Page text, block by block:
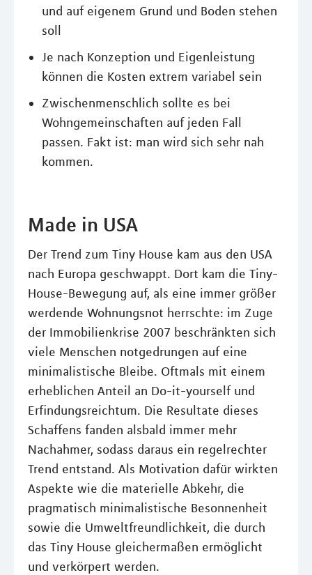
und auf eigenem Grund und Boden stehen
soll
Je nach Konzeption und Eigenleistung
können die Kosten extrem variabel sein
Zwischenmenschlich sollte es bei
Wohngemeinschaften auf jeden Fall
passen. Fakt ist: man wird sich sehr nah
kommen.
Made in USA
Der Trend zum Tiny House kam aus den USA
nach Europa geschwappt. Dort kam die Tiny-
House-Bewegung auf, als eine immer größer
werdende Wohnungsnot herrschte: im Zuge
der Immobilienkrise 2007 beschränkten sich
viele Menschen notgedrungen auf eine
minimalistische Bleibe. Oftmals mit einem
erheblichen Anteil an Do-it-yourself und
Erfindungsreichtum. Die Resultate dieses
Schaffens fanden alsbald immer mehr
Nachahmer, sodass daraus ein regelrechter
Trend entstand. Als Motivation dafür wirkten
Aspekte wie die materielle Abkehr, die
pragmatisch minimalistische Besonnenheit
sowie die Umweltfreundlichkeit, die durch
das Tiny House gleichermaßen ermöglicht
und verkörpert werden.